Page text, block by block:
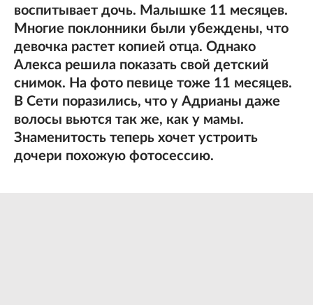
воспитывает дочь. Малышке 11 месяцев.
Многие поклонники были убеждены, что
девочка растет копией отца. Однако
Алекса решила показать свой детский
снимок. На фото певице тоже 11 месяцев.
В Сети поразились, что у Адрианы даже
волосы вьются так же, как у мамы.
Знаменитость теперь хочет устроить
дочери похожую фотосессию.